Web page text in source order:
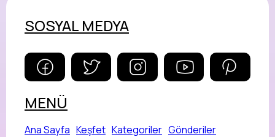
SOSYAL MEDYA
MENÜ
Ana Sayfa Keşfet Kategoriler Gönderiler